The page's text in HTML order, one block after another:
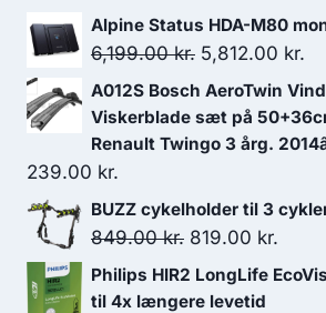
Alpine Status HDA-M80
6,199.00kr. Den
oprindelige
pris
var:
5,812.00 kr.
er:
A012S Bosch AeroTwin
Viskerblade sæt på
Renault Twingo 3 årg.
239.00 kr.
BUZZ cykelholder til 3
849.00kr. Den
oprindelige
pris
819.00 kr.
Philips HIR2 LongLife
til 4x længere levetid